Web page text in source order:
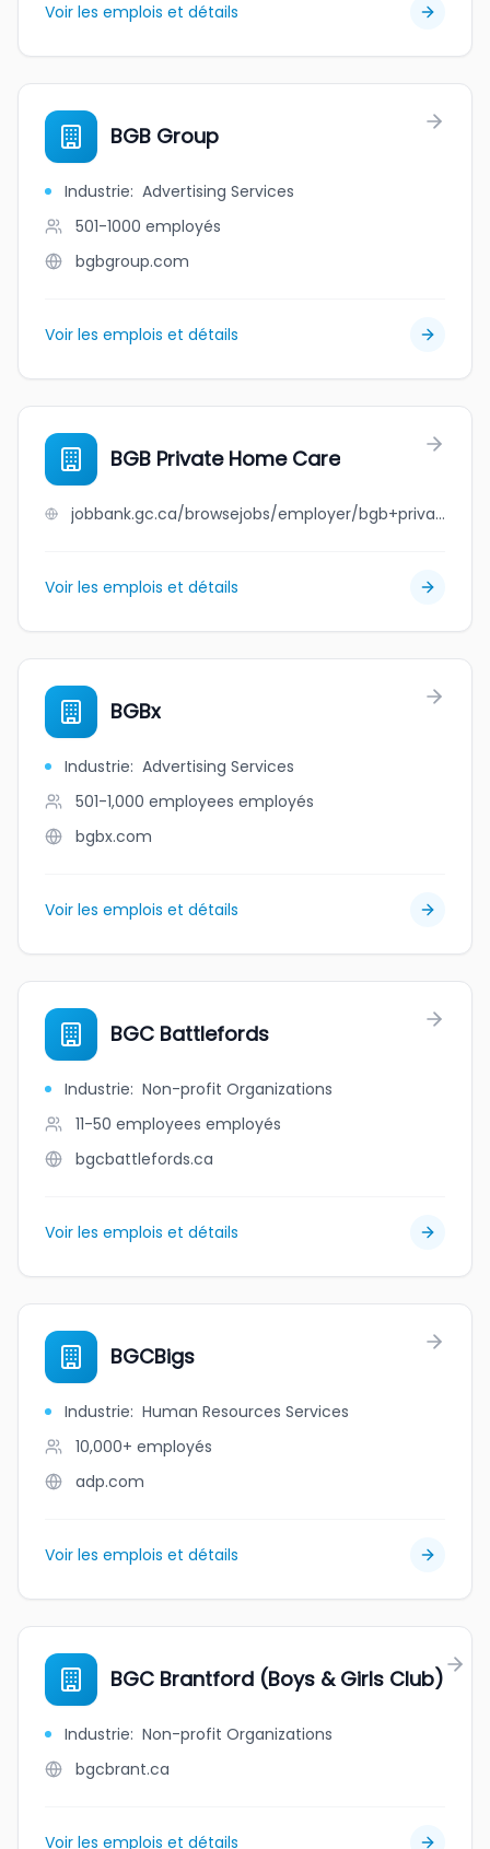
Voir les emplois et détails
BGB Group
Industrie: Advertising Services
501-1000 employés
bgbgroup.com
Voir les emplois et détails
BGB Private Home Care
jobbank.gc.ca/browsejobs/employer/bgb+private+home+care/ca
Voir les emplois et détails
BGBx
Industrie: Advertising Services
501-1,000 employees employés
bgbx.com
Voir les emplois et détails
BGC Battlefords
Industrie: Non-profit Organizations
11-50 employees employés
bgcbattlefords.ca
Voir les emplois et détails
BGCBigs
Industrie: Human Resources Services
10,000+ employés
adp.com
Voir les emplois et détails
BGC Brantford (Boys & Girls Club)
Industrie: Non-profit Organizations
bgcbrant.ca
Voir les emplois et détails